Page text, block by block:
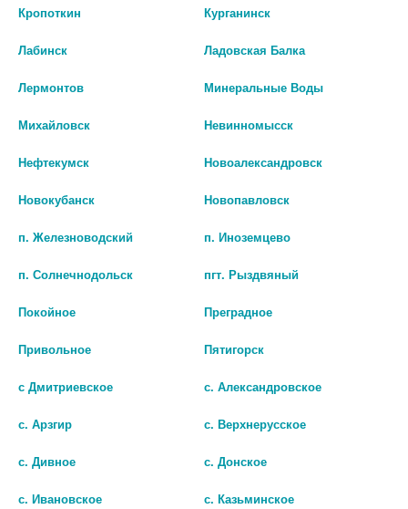
545 руб.
В КОРЗИНУ
1 797 руб.
шт
В КОРЗИНУ
ЩЕТКА VITALITY PRO D103.413.3
3757 ЦВЕТ ЧЕРНЫЙ
ЗУБ.ЩЕТКА ЭЛЕКТР.
605 руб.
Кропоткин Курганинск
Лабинск Ладовская Балка
Лермонтов Минеральные Воды
Михайловск Невинномысск
Нефтекумск Новоалександровск
Новокубанск Новопавловск
п. Железноводский п. Иноземцево
п. Солнечнодольск пгт. Рыздвяный
Покойное Преградное
Привольное Пятигорск
с Дмитриевское с. Александровское
с. Арзгир с. Верхнерусское
с. Дивное с. Донское
с. Ивановское с. Казьминское